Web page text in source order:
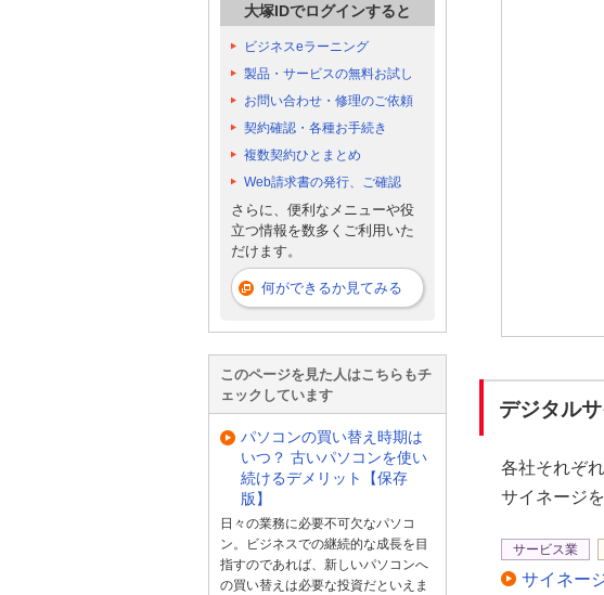
デジタル
各社それぞ
サイネージ
サービス業
サイネー
大塚IDでログインすると
ビジネスeラーニング
製品・サービスの無料お試し
お問い合わせ・修理のご依頼
契約確認・各種お手続き
複数契約ひとまとめ
Web請求書の発行、ご確認
さらに、便利なメニューや役
立つ情報を数多くご利用いた
だけます。
何ができるか見てみる
このページを見た人はこちらもチ
ェックしています
パソコンの買い替え時期は
いつ？ 古いパソコンを使い
続けるデメリット【保存
版】
日々の業務に必要不可欠なパソコ
ン。ビジネスでの継続的な成長を目
指すのであれば、新しいパソコンへ
の買い替えは必要な投資だといえま